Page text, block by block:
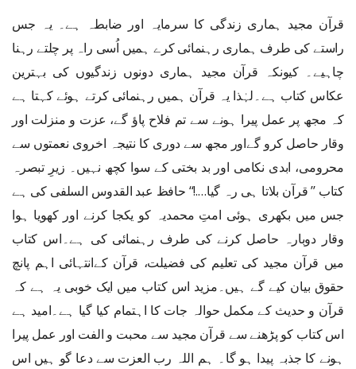
قرآن مجید ہماری زندگی کا سرمایہ اور ضابطہ ہے۔ یہ جس
راستے کی طرف ہماری رہنمائی کرے ہمیں اُسی راہ پر چلتے رہنا
چاہیے۔ کیونکہ قرآن مجید ہماری دونوں زندگیوں کی بہترین
عکاس کتاب ہے۔لہٰذا یہ قرآن ہمیں رہنمائی کرتے ہوئے کہتا ہے
کہ مجھ پر عمل پیرا ہونے سے تم فلاح پاؤ گے، عزت و منزلت اور
وقار حاصل کرو گےاور مجھ سے دوری کا نتیجہ اخروی نعمتوں سے
محرومی، ابدی نکامی اور بد بختی کے سوا کچھ نہیں۔ زیرِ تبصرہ
کتاب ’’ قرآن بلاتا ہی رہ گیا….!‘‘ حافظ عبد القدوس السلفی کی ہے
جس میں بکھری ہوئی امتِ محمدیہ کو یکجا کرنے اور کھویا ہوا
وقار دوبارہ حاصل کرنے کی طرف رہنمائی کی ہے۔اس کتاب
میں قرآن مجید کی تعلیم کی فضیلت، قرآن کےانتہائی اہم پانچ
حقوق بیان کیے گے ہیں۔مزید اس کتاب میں ایک خوبی یہ ہے کہ
قرآن و حدیث کے مکمل حوالہ جات کا اہتمام کیا گیا ہے۔امید ہے
اس کتاب کو پڑھنے سے قرآن مجید سے محبت و الفت اور عمل پیرا
ہونے کا جذبہ پیدا ہو گا۔ ہم اللہ رب العزت سے دعا گو ہیں اس